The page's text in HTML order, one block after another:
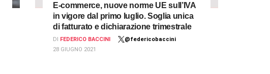
E-commerce, nuove norme UE sull’IVA
in vigore dal primo luglio. Soglia unica
di fatturato e dichiarazione trimestrale
DI FEDERICO BACCINI
@federicobaccini
28 GIUGNO 2021